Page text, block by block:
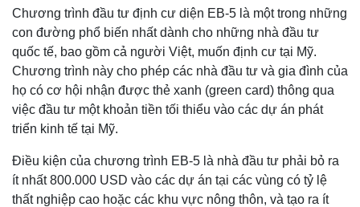
Chương trình đầu tư định cư diện EB-5 là một trong những
con đường phổ biến nhất dành cho những nhà đầu tư
quốc tế, bao gồm cả người Việt, muốn định cư tại Mỹ.
Chương trình này cho phép các nhà đầu tư và gia đình của
họ có cơ hội nhận được thẻ xanh (green card) thông qua
việc đầu tư một khoản tiền tối thiểu vào các dự án phát
triển kinh tế tại Mỹ.
Điều kiện của chương trình EB-5 là nhà đầu tư phải bỏ ra
ít nhất 800.000 USD vào các dự án tại các vùng có tỷ lệ
thất nghiệp cao hoặc các khu vực nông thôn, và tạo ra ít